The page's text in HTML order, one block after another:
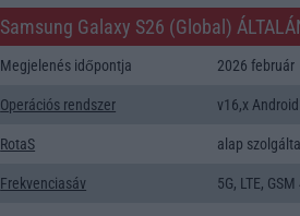
Samsung Galaxy S26 (Global)
Megjelenés időpontja 2026 február
Operációs rendszer v16,x Android
RotaS alap
Frekvenciasáv 5G, LTE,